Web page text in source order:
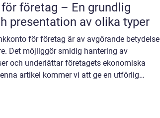
företag – En grundlig
presentation av olika typer
för företag är av avgörande betydelse
Det möjliggör smidig hantering av
och underlättar företagets ekonomiska
artikel kommer vi att ge en utförlig